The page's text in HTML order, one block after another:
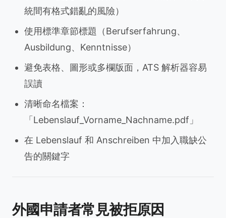
統間有格式錯亂的風險）
使用標準章節標題（Berufserfahrung、
Ausbildung、Kenntnisse）
避免表格、圖形或多欄版面，ATS 解析器容易
誤讀
清晰命名檔案：
「Lebenslauf_Vorname_Nachname.pdf」
在 Lebenslauf 和 Anschreiben 中加入職缺公
告的關鍵字
外國申請者常見被拒原因